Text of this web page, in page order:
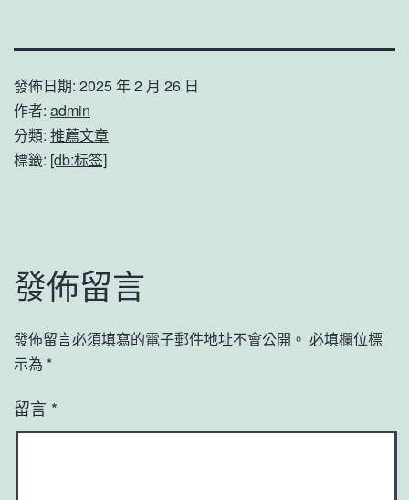
發佈日期: 2025 年 2 月 26 日
作者: admin
分類: 推薦文章
標籤: [db:标签]
發佈留言
發佈留言必須填寫的電子郵件地址不會公開。 必填欄位標
示為 *
留言 *